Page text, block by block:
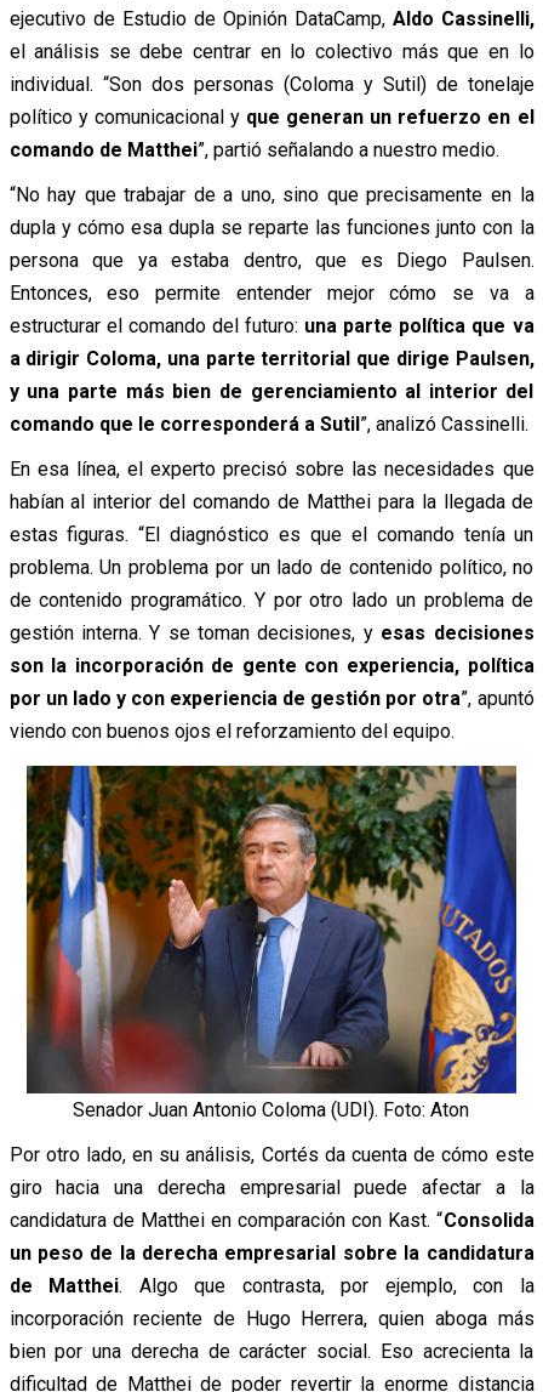
ejecutivo de Estudio de Opinión DataCamp,Aldo Cassinelli,
el análisis se debe centrar en lo colectivo más que en lo
individual. “Son dos personas (Coloma y Sutil) de tonelaje
político y comunicacional yque generan un refuerzo en el
comando de Matthei”, partió señalando a nuestro medio.
“No hay que trabajar de a uno, sino que precisamente en la
dupla y cómo esa dupla se reparte las funciones junto con la
persona que ya estaba dentro, que es Diego Paulsen.
Entonces, eso permite entender mejor cómo se va a
estructurar el comando del futuro: una parte política que va
a dirigir Coloma, una parte territorial que dirige Paulsen,
y una parte más bien de gerenciamiento al interior del
comando que le corresponderá a Sutil ”, analizó Cassinelli.
En esa línea, el experto precisó sobre las necesidades que
habían al interior del comando de Matthei para la llegada de
estas figuras. “El diagnóstico es que el comando tenía un
problema. Un problema por un lado de contenido político, no
de contenido programático. Y por otro lado un problema de
gestión interna. Y se toman decisiones, y esas decisiones
son la incorporación de gente con experiencia, política
por un lado y con experiencia de gestión por otra”, apuntó
viendo con buenos ojos el reforzamiento del equipo.
Senador Juan Antonio Coloma (UDI). Foto: Aton
Por otro lado, en su análisis, Cortés da cuenta de cómo este
giro hacia una derecha empresarial puede afectar a la
candidatura de Matthei en comparación con Kast. “Consolida
un peso de la derecha empresarial sobre la candidatura
de Matthei. Algo que contrasta, por ejemplo, con la
incorporación reciente de Hugo Herrera, quien aboga más
bien por una derecha de carácter social. Eso acrecienta la
dificultad de Matthei de poder revertir la enorme distancia